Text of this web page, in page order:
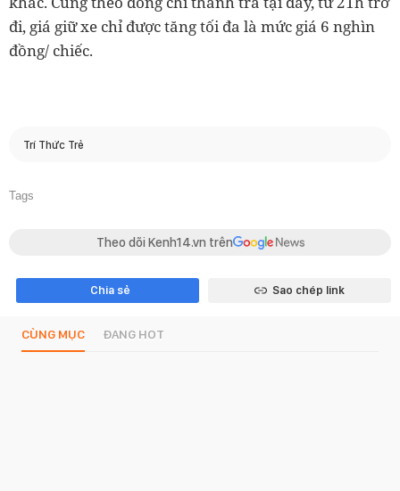
đi, giá giữ xe chỉ được tăng tối đa là mức giá 6 nghìn
đồng/ chiếc.
Trí Thức Trẻ
Tags
Theo dõi Kenh14.vn trên
Chia sẻ Sao chép link
CÙNG MỤC ĐANG HOT